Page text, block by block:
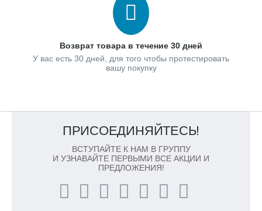
Возврат товара в течение 30 дней
У вас есть 30 дней, для того чтобы протестировать
вашу покупку
ПРИСОЕДИНЯЙТЕСЬ!
ВСТУПАЙТЕ К НАМ В ГРУППУ
И УЗНАВАЙТЕ ПЕРВЫМИ ВСЕ АКЦИИ И
ПРЕДЛОЖЕНИЯ!